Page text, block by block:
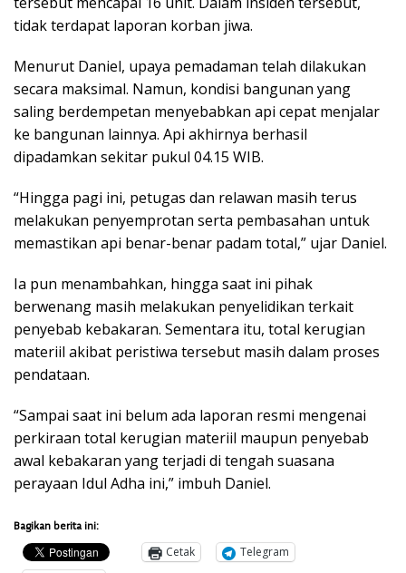
tidak terdapat laporan korban jiwa.
Menurut Daniel, upaya pemadaman telah dilakukan
secara maksimal. Namun, kondisi bangunan yang
saling berdempetan menyebabkan api cepat menjalar
ke bangunan lainnya. Api akhirnya berhasil
dipadamkan sekitar pukul 04.15 WIB.
“Hingga pagi ini, petugas dan relawan masih terus
melakukan penyemprotan serta pembasahan untuk
memastikan api benar-benar padam total,” ujar Daniel.
Ia pun menambahkan, hingga saat ini pihak
berwenang masih melakukan penyelidikan terkait
penyebab kebakaran. Sementara itu, total kerugian
materiil akibat peristiwa tersebut masih dalam proses
pendataan.
“Sampai saat ini belum ada laporan resmi mengenai
perkiraan total kerugian materiil maupun penyebab
awal kebakaran yang terjadi di tengah suasana
perayaan Idul Adha ini,” imbuh Daniel.
Bagikan berita ini:
Cetak
Telegram